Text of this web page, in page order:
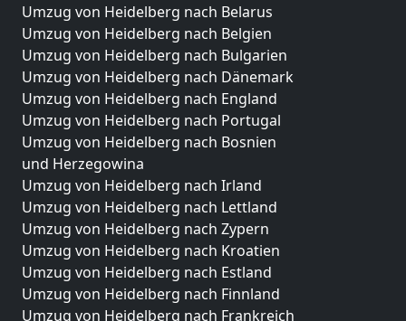
Umzug von Heidelberg nach Belarus
Umzug von Heidelberg nach Belgien
Umzug von Heidelberg nach Bulgarien
Umzug von Heidelberg nach Dänemark
Umzug von Heidelberg nach England
Umzug von Heidelberg nach Portugal
Umzug von Heidelberg nach Bosnien
und Herzegowina
Umzug von Heidelberg nach Irland
Umzug von Heidelberg nach Lettland
Umzug von Heidelberg nach Zypern
Umzug von Heidelberg nach Kroatien
Umzug von Heidelberg nach Estland
Umzug von Heidelberg nach Finnland
Umzug von Heidelberg nach Frankreich